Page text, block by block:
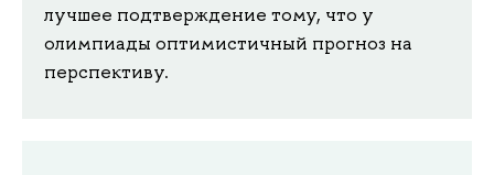
лучшее подтверждение тому, что у
олимпиады оптимистичный прогноз на
перспективу.